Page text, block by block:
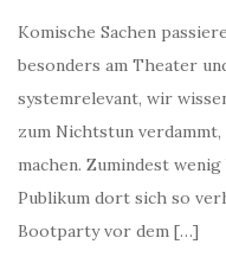
Komische Sachen
besonders am Theater
systemrelevant, wir
zum Nichtstun
machen. Zumindest
Publikum dort sich so
Bootparty vor dem […]